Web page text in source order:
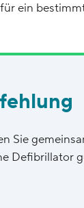
ein
Sie
Defibrillator